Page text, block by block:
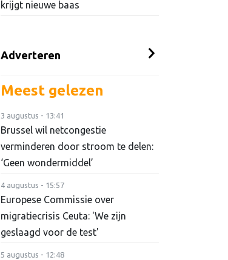
krijgt nieuwe baas
Adverteren
Meest gelezen
3 augustus - 13:41
Brussel wil netcongestie
verminderen door stroom te delen:
‘Geen wondermiddel’
4 augustus - 15:57
Europese Commissie over
migratiecrisis Ceuta: 'We zijn
geslaagd voor de test'
5 augustus - 12:48